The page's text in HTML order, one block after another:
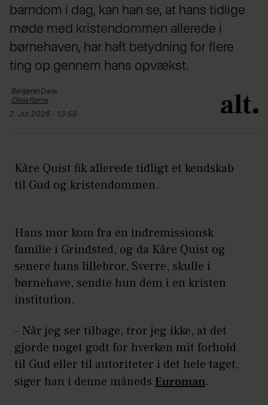
barndom i dag, kan han se, at hans tidlige
møde med kristendommen allerede i
børnehaven, har haft betydning for flere
ting op gennem hans opvækst.
BenjaminDane
OliviaRørne
2. Jul 2026 - 13:59
Kåre Quist fik allerede tidligt et kendskab
til Gud og kristendommen.
Hans mor kom fra en indremissionsk
familie i Grindsted, og da Kåre Quist og
senere hans lillebror, Sverre, skulle i
børnehave, sendte hun dem i en kristen
institution.
– Når jeg ser tilbage, tror jeg ikke, at det
gjorde noget godt for hverken mit forhold
til Gud eller til autoriteter i det hele taget,
siger han i denne måneds Euroman.